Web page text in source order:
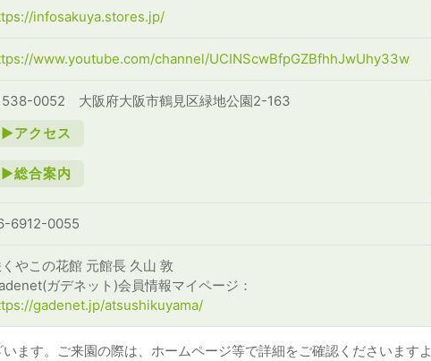
infosakuya.stores.jp/
www.youtube.com/channel/UCINScwBfpGZBfhhJwUhy33w
538-0052 大阪府大阪市鶴見区緑地公園2-163
►アクセス
►総合案内
6912-0055
やこの花館 元館長 久山 敦
ガデネット)会員情報マイページ：
gadenet.jp/atsushikuyama/
ます。ご来園の際は、ホームページ等で詳細をご確認くださいますよ